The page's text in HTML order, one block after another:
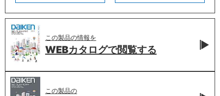
この製品の情報を
WEBカタログで閲覧する
この製品の